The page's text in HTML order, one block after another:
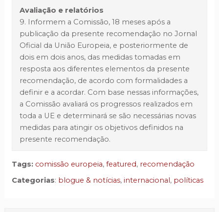
Avaliação e relatórios
9. Informem a Comissão, 18 meses após a
publicação da presente recomendação no Jornal
Oficial da União Europeia, e posteriormente de
dois em dois anos, das medidas tomadas em
resposta aos diferentes elementos da presente
recomendação, de acordo com formalidades a
definir e a acordar. Com base nessas informações,
a Comissão avaliará os progressos realizados em
toda a UE e determinará se são necessárias novas
medidas para atingir os objetivos definidos na
presente recomendação.
Tags: comissão europeia, featured, recomendação
Categorias: blogue & notícias, internacional, políticas